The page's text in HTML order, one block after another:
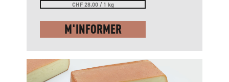
CHF 28.00 / 1 kg
M'INFORMER